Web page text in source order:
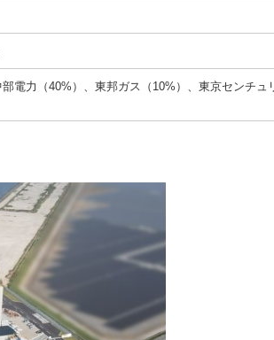
電力（40%）、東邦ガス（10%）、東京センチュ